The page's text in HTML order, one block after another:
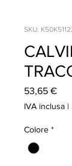
SKU:
53,65 €
IVA inclusa |
Colore *